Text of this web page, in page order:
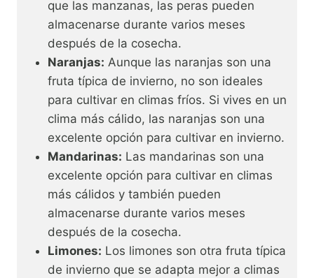
que las manzanas, las peras pueden
almacenarse durante varios meses
después de la cosecha.
Naranjas: Aunque las naranjas son una
fruta típica de invierno, no son ideales
para cultivar en climas fríos. Si vives en un
clima más cálido, las naranjas son una
excelente opción para cultivar en invierno.
Mandarinas: Las mandarinas son una
excelente opción para cultivar en climas
más cálidos y también pueden
almacenarse durante varios meses
después de la cosecha.
Limones: Los limones son otra fruta típica
de invierno que se adapta mejor a climas